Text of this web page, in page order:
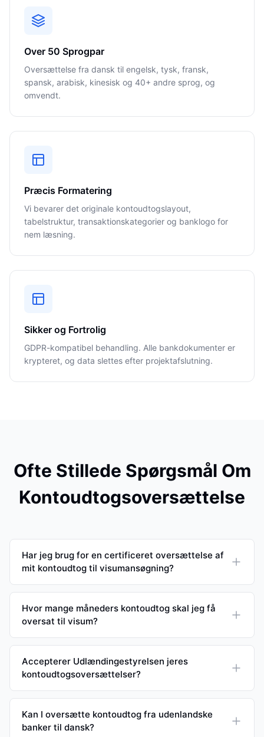
Over 50 Sprogpar
Oversættelse fra dansk til engelsk, tysk, fransk,
spansk, arabisk, kinesisk og 40+ andre sprog, og
omvendt.
Præcis Formatering
Vi bevarer det originale kontoudtogslayout,
tabelstruktur, transaktionskategorier og banklogo for
nem læsning.
Sikker og Fortrolig
GDPR-kompatibel behandling. Alle bankdokumenter er
krypteret, og data slettes efter projektafslutning.
Ofte Stillede Spørgsmål Om
Kontoudtogsoversættelse
Har jeg brug for en certificeret oversættelse af
mit kontoudtog til visumansøgning?
Hvor mange måneders kontoudtog skal jeg få
oversat til visum?
Accepterer Udlændingestyrelsen jeres
kontoudtogsoversættelser?
Kan I oversætte kontoudtog fra udenlandske
banker til dansk?